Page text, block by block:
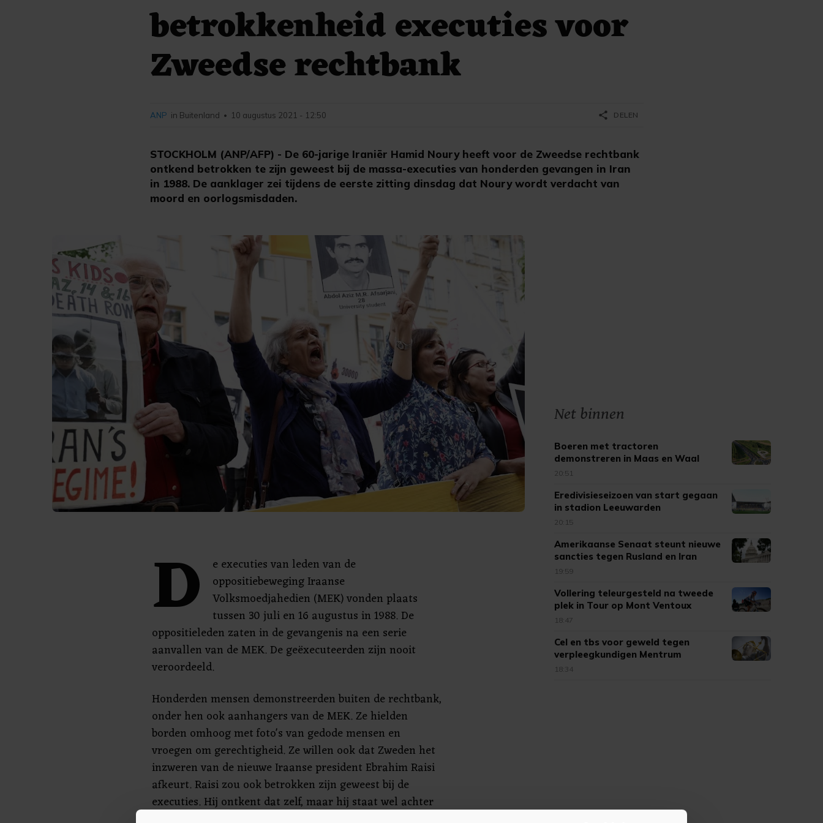
betrokkenheid executies voor
Zweedse rechtbank
STOCKHOLM (ANP/AFP) - De 60-jarige Iraniër Hamid Noury heeft voor de Zweedse rechtbank
ontkend betrokken te zijn geweest bij de massa-executies van honderden gevangen in Iran
in 1988. De aanklager zei tijdens de eerste zitting dinsdag dat Noury wordt verdacht van
moord en oorlogsmisdaden.
ANP in Buitenland • 10 augustus 2021 - 12:50 share DELEN
D
e executies van leden van de
oppositiebeweging Iraanse
Volksmoedjahedien (MEK) vonden plaats
tussen 30 juli en 16 augustus in 1988. De
oppositieleden zaten in de gevangenis na een serie
aanvallen van de MEK. De geëxecuteerden zijn nooit
veroordeeld.
Honderden mensen demonstreerden buiten de rechtbank,
onder hen ook aanhangers van de MEK. Ze hielden
borden omhoog met foto's van gedode mensen en
vroegen om gerechtigheid. Ze willen ook dat Zweden het
inzweren van de nieuwe Iraanse president Ebrahim Raisi
afkeurt. Raisi zou ook betrokken zijn geweest bij de
executies. Hij ontkent dat zelf, maar hij staat wel achter
Net binnen
Boeren met tractoren
demonstreren in Maas en Waal
20:51
Eredivisieseizoen van start gegaan
in stadion Leeuwarden
20:15
Amerikaanse Senaat steunt nieuwe
sancties tegen Rusland en Iran
19:59
Vollering teleurgesteld na tweede
plek in Tour op Mont Ventoux
18:47
Cel en tbs voor geweld tegen
verpleegkundigen Mentrum
18:34